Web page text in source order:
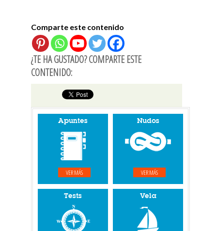
Comparte este contenido
¿TE HA GUSTADO? COMPARTE ESTE
CONTENIDO:
Apuntes
VER MÁS
Nudos
VER MÁS
Tests Vela